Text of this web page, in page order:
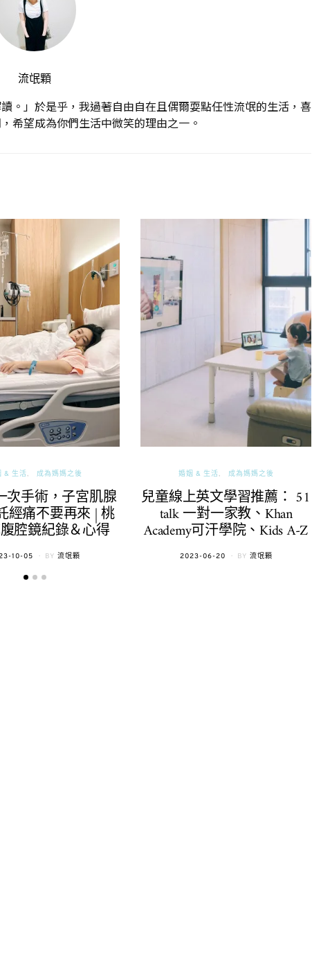
流氓顆
。」於是乎，我過著自由自在且偶爾耍點任性流氓的生活，喜
希望成為你們生活中微笑的理由之一。
& 生活 成為媽媽之後
次手術，子宮肌腺
經痛不要再來 | 桃
腔鏡紀錄＆心得
10-05 BY 流氓顆
婚姻 & 生活 成為媽媽之後
兒童線上英文學習推薦： 51
talk 一對一家教、Khan
Academy可汗學院、Kids A-Z
POSTED
2023-06-20 BY 流氓顆